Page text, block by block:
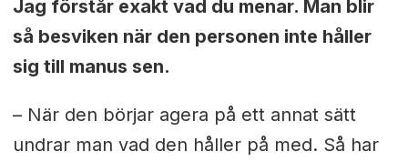
Jag förstår exakt vad du menar. Man blir
så besviken när den personen inte håller
sig till manus sen.
– När den börjar agera på ett annat sätt
undrar man vad den håller på med. Så har